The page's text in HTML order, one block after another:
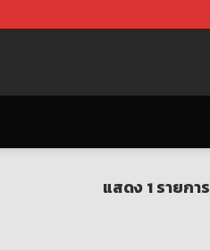
แสดง 1 รายการ